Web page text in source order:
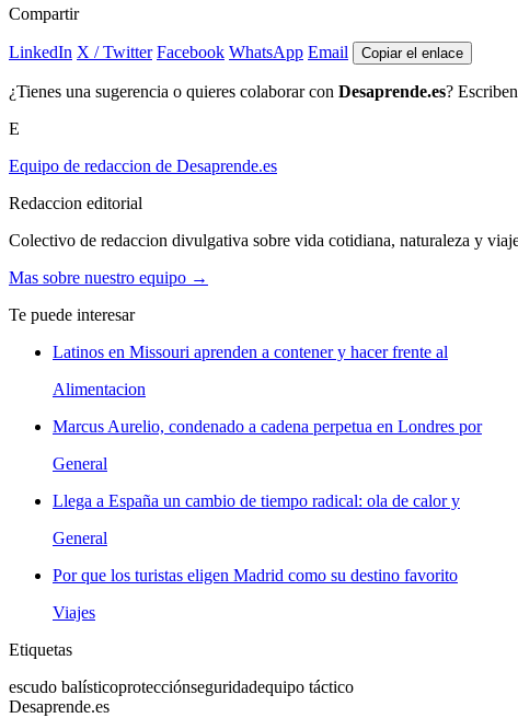
Compartir
LinkedIn X / Twitter Facebook WhatsApp Email Copiar el enlace
¿Tienes una sugerencia o quieres colaborar con Desaprende.es?
E
Equipo de redaccion de Desaprende.es
Redaccion editorial
Colectivo de redaccion divulgativa sobre vida cotidiana, naturaleza y
Mas sobre nuestro equipo →
Te puede interesar
Latinos en Missouri aprenden a contener y hacer frente al
Alimentacion
Marcus Aurelio, condenado a cadena perpetua en Londres por
General
Llega a España un cambio de tiempo radical: ola de calor y
General
Por que los turistas eligen Madrid como su destino favorito
Viajes
Etiquetas
escudo balísticoprotecciónseguridadequipo táctico
Desaprende.es